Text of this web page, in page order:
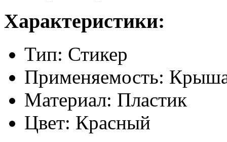
Характеристики:
Тип: Стикер
Применяемость:
Материал: Пластик
Цвет: Красный